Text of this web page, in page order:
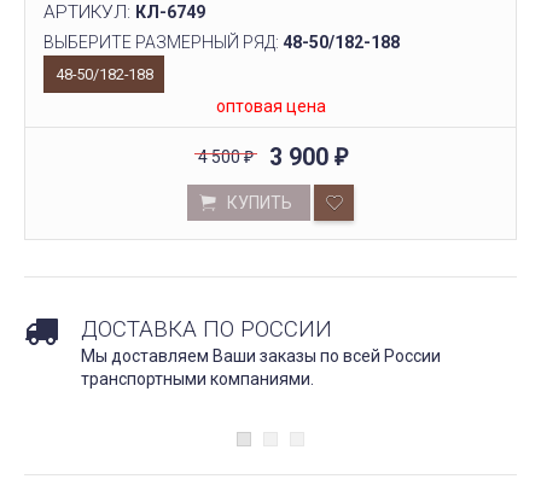
АРТИКУЛ: КЛ-6749
ВЫБЕРИТЕ РАЗМЕРНЫЙ РЯД: 48-50/182-188
48-50/182-188
оптовая цена
4 500₽ 3 900 ₽
КУПИТЬ
ДОСТАВКА ПО РОССИИ
Мы доставляем Ваши заказы по всей России
транспортными компаниями.